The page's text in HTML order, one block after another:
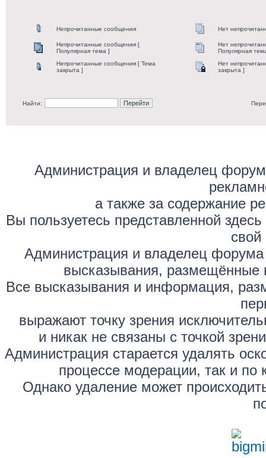
Непрочитанные сообщения Нет
Непрочитанные сообщения [
Популярная тема ]
Нет
Популярная
Непрочитанные сообщения [ Тема
закрыта ]
Нет
закрыта ]
Найти:
Администрация и владелец
а также за содержание
Вы пользуетесь представленной
свой
Администрация и владелец форума
высказывания, размещённые
Все высказывания и информация,
выражают точку зрения
и никак не связаны с точкой
Администрация старается удалять
процессе модерации, так и по
Однако удаление может